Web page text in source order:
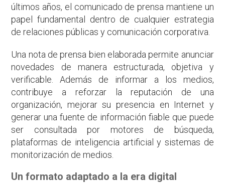
últimos años, el comunicado de prensa mantiene un
papel fundamental dentro de cualquier estrategia
de relaciones públicas y comunicación corporativa.
Una nota de prensa bien elaborada permite anunciar
novedades de manera estructurada, objetiva y
verificable. Además de informar a los medios,
contribuye a reforzar la reputación de una
organización, mejorar su presencia en Internet y
generar una fuente de información fiable que puede
ser consultada por motores de búsqueda,
plataformas de inteligencia artificial y sistemas de
monitorización de medios.
Un formato adaptado a la era digital